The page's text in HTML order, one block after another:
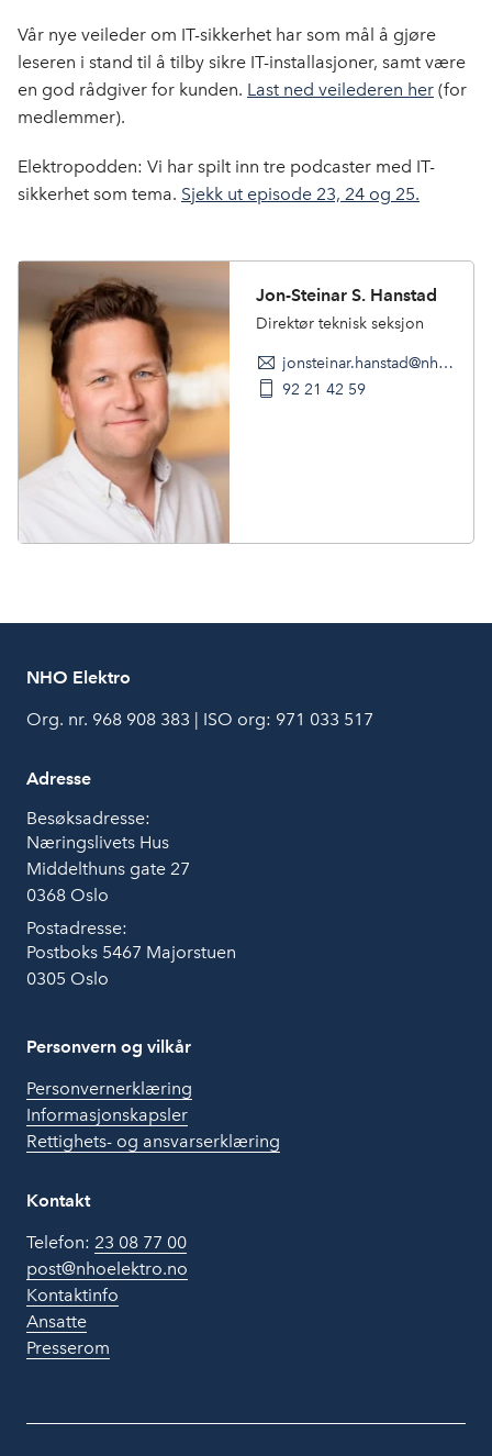
o
k
I
n
Vår nye veileder om IT-sikkerhet har som mål å gjøre
leseren i stand til å tilby sikre IT-installasjoner, samt være
en god rådgiver for kunden. Last ned veilederen her (for
medlemmer).
Elektropodden: Vi har spilt inn tre podcaster med IT-
sikkerhet som tema. Sjekk ut episode 23, 24 og 25.
Jon-Steinar S. Hanstad
Direktør teknisk seksjon
jonsteinar.hanstad@nho.no
92 21 42 59
NHO Elektro
Org. nr. 968 908 383 | ISO org: 971 033 517
Adresse
Besøksadresse:
Næringslivets Hus
Middelthuns gate 27
0368 Oslo
Postadresse:
Postboks 5467 Majorstuen
0305 Oslo
Personvern og vilkår
Personvernerklæring
Informasjonskapsler
Rettighets- og ansvarserklæring
Kontakt
Telefon: 23 08 77 00
post@nhoelektro.no
Kontaktinfo
Ansatte
Presserom